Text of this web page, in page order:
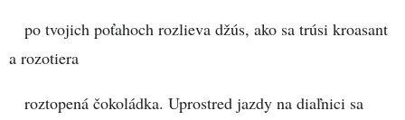
po tvojich poťahoch rozlieva džús, ako sa trúsi kroasant
a rozotiera
roztopená čokoládka. Uprostred jazdy na diaľnici sa